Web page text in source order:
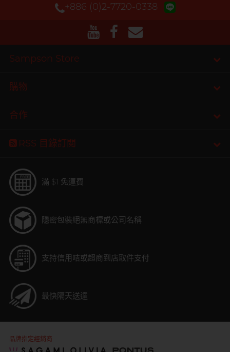
+886 (0)2-7720-0338
Sampson Store
購物
合作
RSS 目錄訂閲
滿 $1 免運費
隱密包裝絕無商標或公司名稱
支持信用咭或超商到店取件支付
最快隔天送達
品牌指定經銷商